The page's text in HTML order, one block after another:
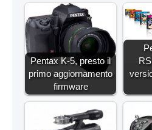
Pentax K-5, presto il
primo aggiornamento
firmware